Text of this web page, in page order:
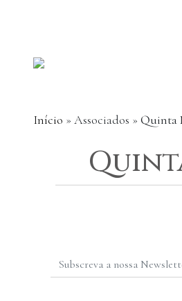
Início » Associados » Quinta